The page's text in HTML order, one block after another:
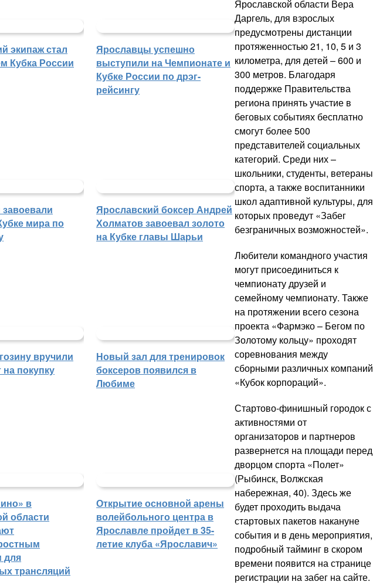
экипаж стал
Кубка России
Ярославцы успешно
выступили на Чемпионате и
Кубке России по дрэг-
рейсингу
мира по
Ярославский боксер Андрей
Холматов завоевал золото
на Кубке главы Шарьи
вручили
покупку
Новый зал для тренировок
боксеров появился в
Любиме
в
области
для
трансляций
Открытие основной арены
волейбольного центра в
Ярославле пройдет в 35-
летие клуба «Ярославич»
Ярославской области Вера
Даргель, для взрослых
предусмотрены дистанции
протяженностью 21, 10, 5 и 3
километра, для детей – 600 и
300 метров. Благодаря
поддержке Правительства
региона принять участие в
беговых событиях бесплатно
смогут более 500
представителей социальных
категорий. Среди них –
школьники, студенты, ветераны
спорта, а также воспитанники
школ адаптивной культуры, для
которых проведут «Забег
безграничных возможностей».
Любители командного участия
могут присоединиться к
чемпионату друзей и
семейному чемпионату. Также
на протяжении всего сезона
проекта «Фармэко – Бегом по
Золотому кольцу» проходят
соревнования между
сборными различных компаний
«Кубок корпораций».
Стартово-финишный городок с
активностями от
организаторов и партнеров
развернется на площади перед
дворцом спорта «Полет»
(Рыбинск, Волжская
набережная, 40). Здесь же
будет проходить выдача
стартовых пакетов накануне
события и в день мероприятия,
подробный тайминг в скором
времени появится на странице
регистрации на забег на сайте.